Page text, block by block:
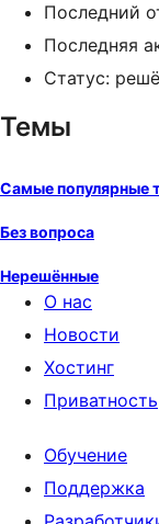
Последний
Последняя
Статус:
Темы
Самые популярные
Без вопроса
Нерешённые
О нас
Новости
Хостинг
Приватность
Обучение
Поддержка